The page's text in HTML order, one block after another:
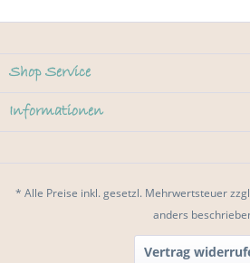
Shop Service
Informationen
* Alle Preise inkl. gesetzl. Mehrwertsteuer
anders
Vertrag